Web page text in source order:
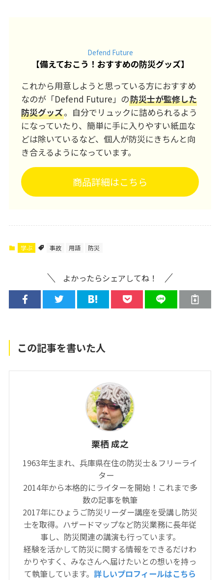
Defend Future
【備えておこう！おすすめの防災グッズ】
これから用意しようと思っている方におすすめ
なのが「Defend Future」の防災士が監修した
防災グッズ。自分でリュックに詰められるよう
になっていたり、簡単に手に入りやすい紙皿な
どは除いているなど、個人が防災にきちんと向
き合えるようになっています。
商品詳細はこちら
学ぶ 事故 用語 防災
よかったらシェアしてね！
この記事を書いた人
栗栖 成之
1963年生まれ、兵庫県在住の防災士＆フリーライ
ター
2014年から本格的にライターを開始！これまで多
数の記事を執筆
2017年にひょうご防災リーダー講座を受講し防災
士を取得。ハザードマップなど防災業務に長年従
事し、防災関連の講演も行っています。
経験を活かして防災に関する情報をできるだけわ
かりやすく、みなさんへ届けたいとの想いを持っ
て執筆しています。 詳しいプロフィールはこちら